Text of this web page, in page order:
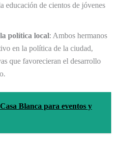
educación de cientos de jóvenes
política local: Ambos hermanos
en la política de la ciudad,
que favorecieran el desarrollo
Blanca para eventos y